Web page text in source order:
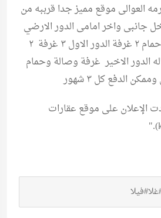
العوالى موقع مميز جدا قرببه من
جانبى واخر امامى الدور الارضي
صاله كبيره مطبخ ٢ حمام ٢ غرفة الدور الاول ٣ غرفة ٢
الاخير غرفة وصالة وحمام
الدفع كل ٣ شهور
الإعلان على موقع عقارات
."
#فيلا